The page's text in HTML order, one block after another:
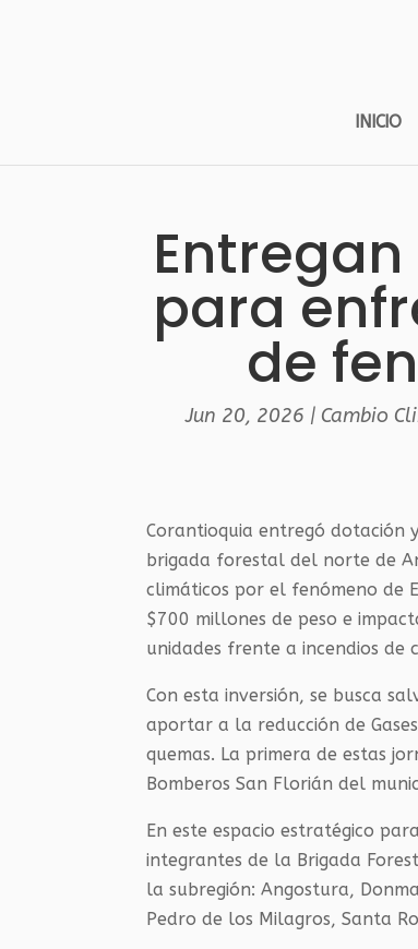
INICIO
para
de
Jun 20, 2026 | Cambio
Corantioquia entregó dotación
brigada forestal del norte de
climáticos por el fenómeno de
$700 millones de peso e
unidades frente a incendios de
Con esta inversión, se busca
aportar a la reducción de
quemas. La primera de estas
Bomberos San Florián del
En este espacio estratégico
integrantes de la Brigada
la subregión: Angostura,
Pedro de los Milagros, Santa